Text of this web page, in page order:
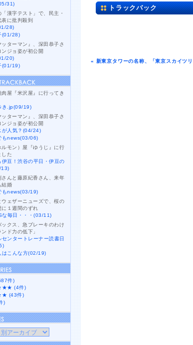
トラックバック
« 新東京タワーの名称、「東京スカイツ
31)
漢字テスト」で、民主・
に批判殺到
28)
(01/28)
ッターマン』、深田恭子さ
ンジョ姿が初公開
20)
(01/19)
肉屋『米沢屋』に行ってき
き.jp(09/19)
ッターマン』、深田恭子さ
ンジョ姿が初公開
が人気？(04/24)
もnews(03/06)
ルモン）屋『ゆうじ』に行
した
伊豆！渋谷の平日・伊豆の
13)
さんと藤原紀香さん、来年
結婚
もnews(03/19)
ウェザーニューズで、桜の
に１週間のずれ
な毎日・・・(03/11)
ックス、急ブレーキのわけ
ド力の低下」
センタートレーナー読書日
はこんな方(02/19)
件)
(4件)
(43件)
)